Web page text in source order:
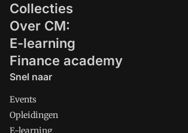
Collecties
Over CM:
E-learning
Finance academy
Snel naar
Events
Opleidingen
E-learning